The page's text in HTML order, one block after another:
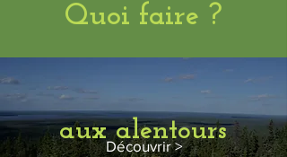
Quoi faire ?
aux alentours
Découvrir >